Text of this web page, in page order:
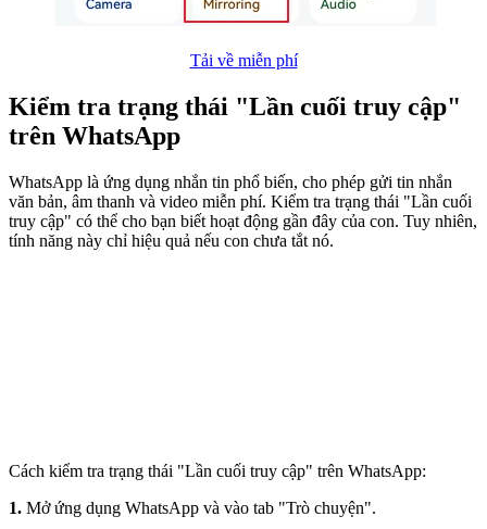
Tải về miễn phí
Kiểm tra trạng thái "Lần cuối truy cập"
trên WhatsApp
WhatsApp là ứng dụng nhắn tin phổ biến, cho phép gửi tin nhắn
văn bản, âm thanh và video miễn phí. Kiểm tra trạng thái "Lần cuối
truy cập" có thể cho bạn biết hoạt động gần đây của con. Tuy nhiên,
tính năng này chỉ hiệu quả nếu con chưa tắt nó.
Cách kiểm tra trạng thái "Lần cuối truy cập" trên WhatsApp:
1. Mở ứng dụng WhatsApp và vào tab "Trò chuyện".